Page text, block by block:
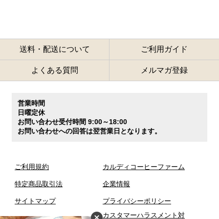
送料・配送について ご利用ガイド
よくある質問 メルマガ登録
営業時間
日曜定休
お問い合わせ受付時間 9:00～18:00
お問い合わせへの回答は翌営業日となります。
ご利用規約
特定商品取引法
サイトマップ
カルディコーヒーファーム
企業情報
プライバシーポリシー
カスタマーハラスメント対